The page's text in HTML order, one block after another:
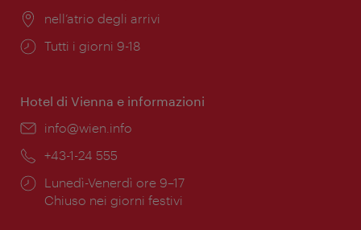
Posizione:
nell’atrio degli arrivi
Orari
Tutti i giorni 9-18
Hotel di Vienna e informazioni
Email:
info@wien.info
Telefono:
+43-1-24 555
Orari
di
Lunedì-Venerdì ore 9–17
Chiuso nei giorni festivi